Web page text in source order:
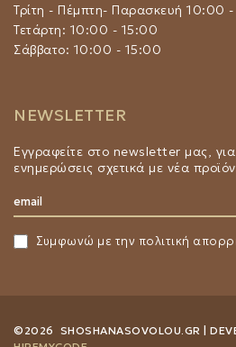
Τρίτη - Πέμπτη- Παρασκευή
Τετάρτη: 10:00 - 15:00
Σάββατο: 10:00 - 15:00
NEWSLETTER
Εγγραφείτε στο newsletter μας,
ενημερώσεις σχετικά με νέα
Συμφωνώ με την πολιτική
©2026 SHOSHANASOVOLOU.GR |